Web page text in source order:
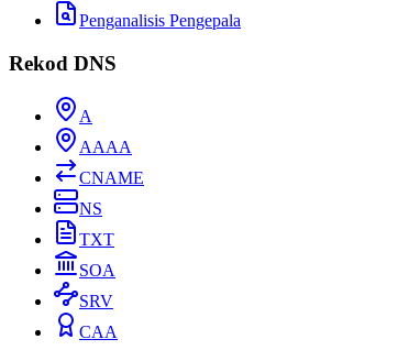
Penganalisis Pengepala
Rekod DNS
A
AAAA
CNAME
NS
TXT
SOA
SRV
CAA